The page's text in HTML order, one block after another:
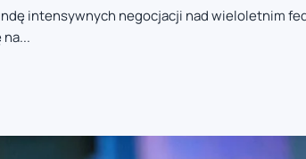
intensywnych negocjacji nad wieloletnim